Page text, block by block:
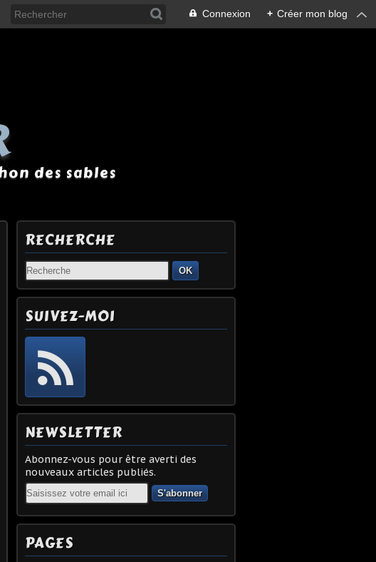
Connexion + Créer mon blog
des sables
RECHERCHE
OK
SUIVEZ-MOI
NEWSLETTER
Abonnez-vous pour être averti des
nouveaux articles publiés.
Email
PAGES